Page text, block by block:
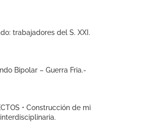
trabajadores del S. XXI.
Bipolar – Guerra Fria.-
• Construcción de mi